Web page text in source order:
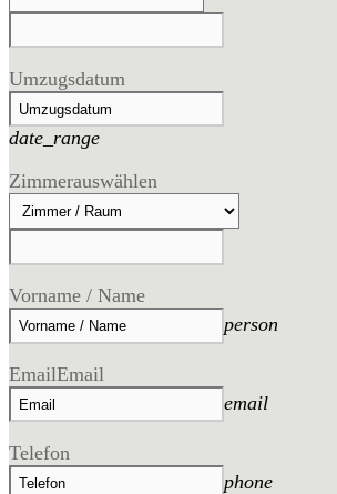
Umzugsdatum
date_range
Zimmerauswählen
Vorname / Name
person
EmailEmail
email
Telefon
phone